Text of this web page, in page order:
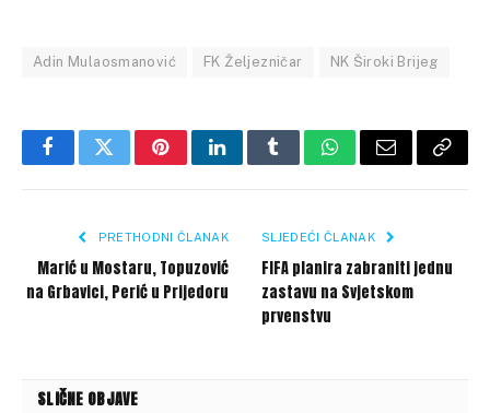
Adin Mulaosmanović FK Željezničar NK Široki Brijeg
FacebookTwitterPinterestLinkedInTumblrWhatsApp
Email Copy
PRETHODNI ČLANAK
Marić u Mostaru, Topuzović
na Grbavici, Perić u Prijedoru
SLJEDEĆI ČLANAK
FIFA planira zabraniti jednu
zastavu na Svjetskom
prvenstvu
SLIČNE OBJAVE